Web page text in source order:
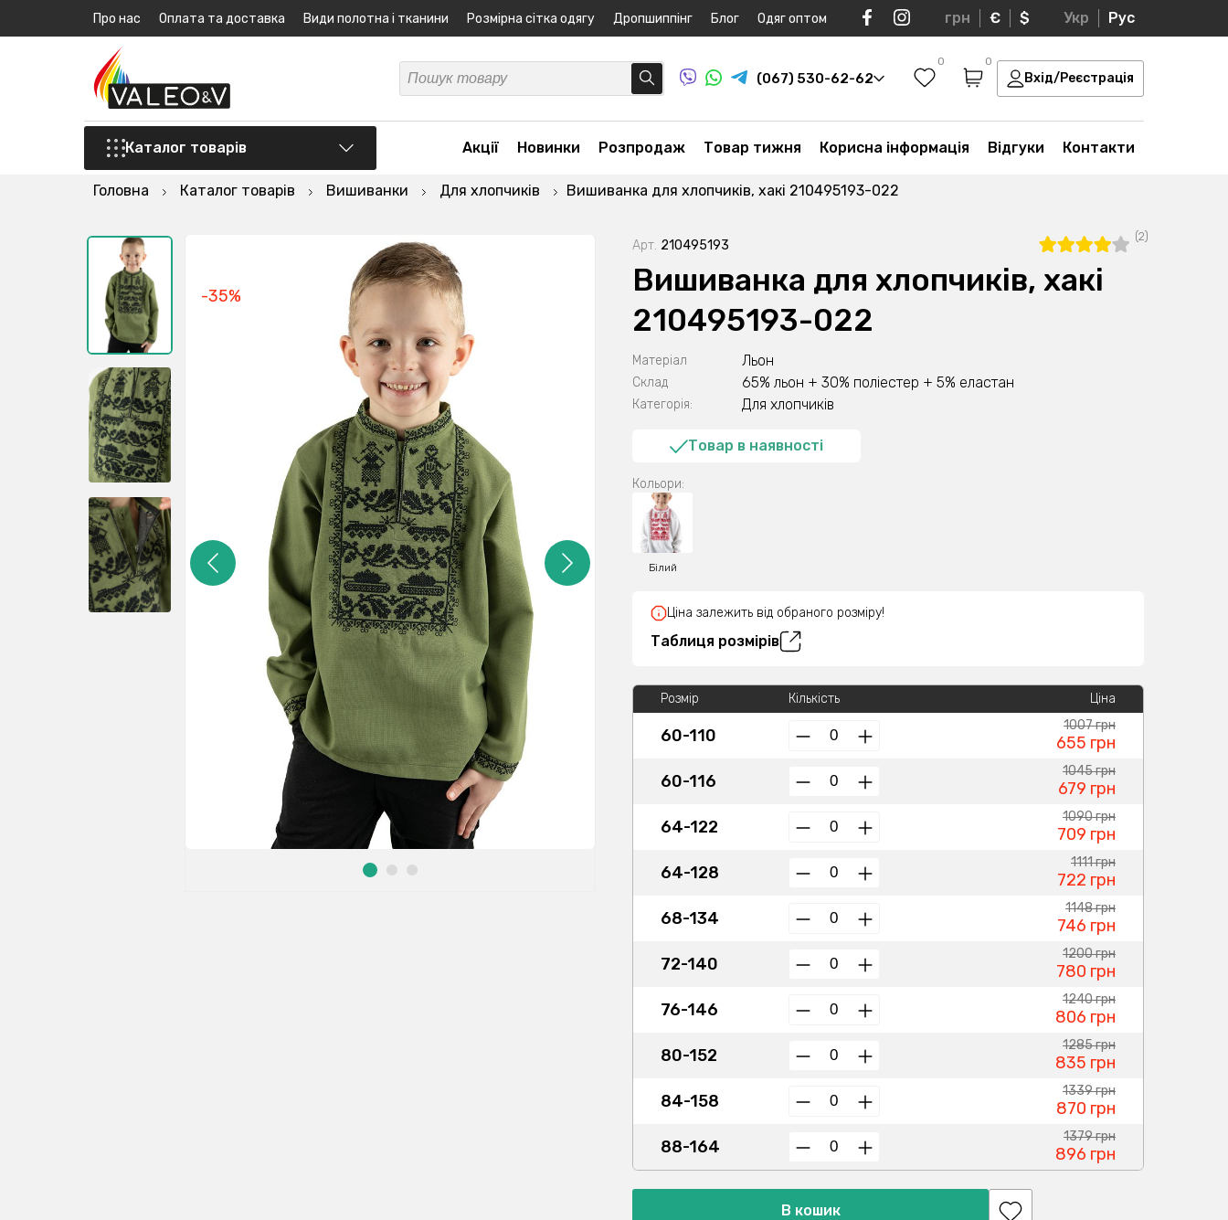
Про нас Оплата та доставка Види полотна і тканини Розмірна сітка одягу Дропшиппінг Блог Одяг оптом грн € $ Укр Рус
(067) 530-62-62
0 0
Вхід/Реєстрація
Каталог товарів Акції Новинки Розпродаж Товар тижня Корисна інформація Відгуки Контакти
Головна Каталог товарів Вишиванки Для хлопчиків Вишиванка для хлопчиків, хакі 210495193-022
-35%
Арт. 210495193
(2)
Вишиванка для хлопчиків, хакі
210495193-022
Матеріал Льон
Склад 65% льон + 30% поліестер + 5% еластан
Категорія: Для хлопчиків
Товар в наявності
Кольори:
Білий
Ціна залежить від обраного розміру!
Таблиця розмірів
Розмір
60-110
60-116
64-122
64-128
68-134
72-140
76-146
80-152
84-158
88-164
Кількість
Ціна
1007 грн
655 грн
1045 грн
679 грн
1090 грн
709 грн
1111 грн
722 грн
1148 грн
746 грн
1200 грн
780 грн
1240 грн
806 грн
1285 грн
835 грн
1339 грн
870 грн
1379 грн
896 грн
В кошик